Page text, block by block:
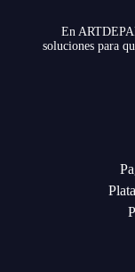
En
soluciones para